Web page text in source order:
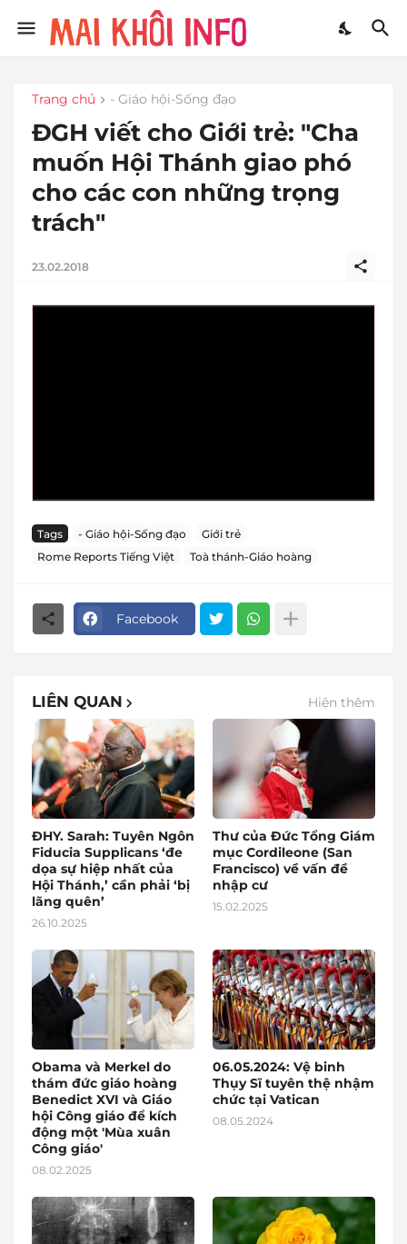
Trang chủ - Giáo hội-Sống đạo
ĐGH viết cho Giới trẻ: "Cha
muốn Hội Thánh giao phó
cho các con những trọng
trách"
23.02.2018
Tags - Giáo hội-Sống đạo
Giới trẻ
Rome Reports Tiếng Việt
Toà thánh-Giáo hoàng
Facebook
LIÊN QUAN Hiện thêm
ĐHY. Sarah: Tuyên Ngôn
Fiducia Supplicans ‘đe
dọa sự hiệp nhất của
Hội Thánh,’ cần phải ‘bị
lãng quên’
26.10.2025
Thư của Đức Tổng Giám
mục Cordileone (San
Francisco) về vấn đề
nhập cư
15.02.2025
Obama và Merkel do
thám đức giáo hoàng
Benedict XVI và Giáo
hội Công giáo để kích
động một 'Mùa xuân
Công giáo'
08.02.2025
06.05.2024: Vệ binh
Thụy Sĩ tuyên thệ nhậm
chức tại Vatican
08.05.2024